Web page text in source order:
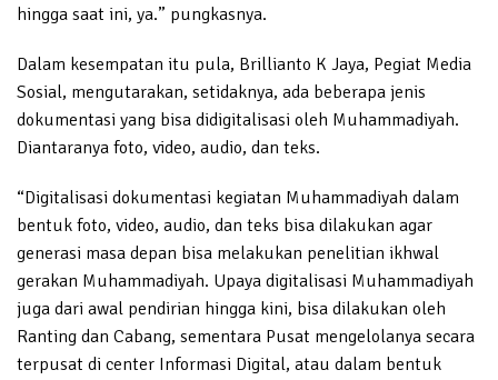
hingga saat ini, ya.” pungkasnya.
Dalam kesempatan itu pula, Brillianto K Jaya, Pegiat Media
Sosial, mengutarakan, setidaknya, ada beberapa jenis
dokumentasi yang bisa didigitalisasi oleh Muhammadiyah.
Diantaranya foto, video, audio, dan teks.
“Digitalisasi dokumentasi kegiatan Muhammadiyah dalam
bentuk foto, video, audio, dan teks bisa dilakukan agar
generasi masa depan bisa melakukan penelitian ikhwal
gerakan Muhammadiyah. Upaya digitalisasi Muhammadiyah
juga dari awal pendirian hingga kini, bisa dilakukan oleh
Ranting dan Cabang, sementara Pusat mengelolanya secara
terpusat di center Informasi Digital, atau dalam bentuk